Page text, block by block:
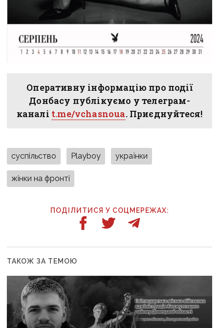
Оперативну інформацію про події
Донбасу публікуємо у телеграм-
каналі t.me/vchasnoua. Приєднуйтеся!
суспільство Playboy українки
жінки на фронті
ПОДІЛИТИСЯ У СОЦМЕРЕЖАХ:
ТАКОЖ ЗА ТЕМОЮ